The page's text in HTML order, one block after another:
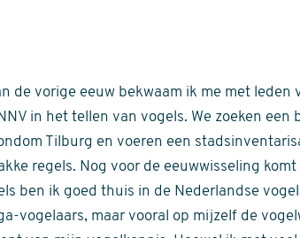
de vorige eeuw bekwaam ik me met leden
in het tellen van vogels. We zoeken een
Tilburg en voeren een
regels. Nog voor de eeuwwisseling komt
ben ik goed thuis in de Nederlandse
vogelaars, maar vooral op mijzelf de